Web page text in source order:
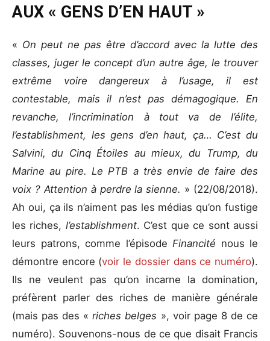
AUX « GENS D’EN HAUT »
« On peut ne pas être d’accord avec la lutte des
classes, juger le concept d’un autre âge, le trouver
extrême voire dangereux à l’usage, il est
contestable, mais il n’est pas démagogique. En
revanche, l’incrimination à tout va de l’élite,
l’establishment, les gens d’en haut, ça… C’est du
Salvini, du Cinq Étoiles au mieux, du Trump, du
Marine au pire. Le PTB a très envie de faire des
voix ? Attention à perdre la sienne. » (22/08/2018).
Ah oui, ça ils n’aiment pas les médias qu’on fustige
les riches, l’establishment. C’est que ce sont aussi
leurs patrons, comme l’épisode Financité nous le
démontre encore (voir le dossier dans ce numéro).
Ils ne veulent pas qu’on incarne la domination,
préfèrent parler des riches de manière générale
(mais pas des «riches belges », voir page 8 de ce
numéro). Souvenons-nous de ce que disait Francis